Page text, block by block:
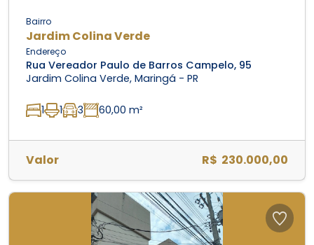
Bairro
Jardim Colina Verde
Endereço
Rua Vereador Paulo de Barros Campelo, 95
Jardim Colina Verde, Maringá - PR
1 1 3 60,00 m²
Valor R$ 230.000,00